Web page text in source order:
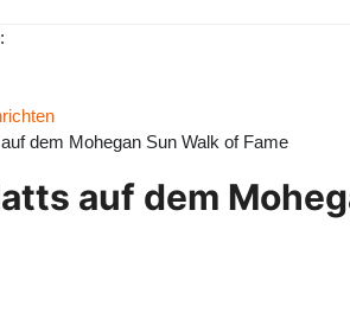
dem Mohegan Sun Walk of Fame
auf dem